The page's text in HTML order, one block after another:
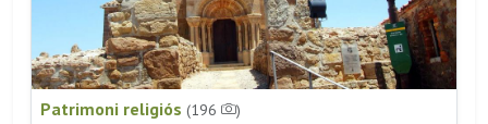
Patrimoni religiós (196 )